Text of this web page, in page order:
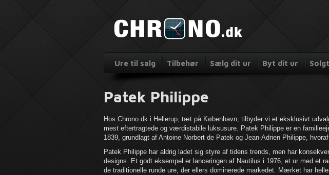
Ure til salg Tilbehør Sælg dit ur Byt dit ur
Patek Philippe
Hos Chrono.dk i Hellerup, tæt på København, tilbyder vi et eksklusivt
mest eftertragtede og værdistabile luksusure. Patek Philippe er en
1839, grundlagt af Antoine Norbert de Patek og Jean-Adrien Philippe,
Patek Philippe har aldrig ladet sig styre af tidens trends, men har
designs. Et godt eksempel er lanceringen af Nautilus i 1976, et ur med et
de traditionelle runde ure, der ellers dominerede markedet. Mærket har